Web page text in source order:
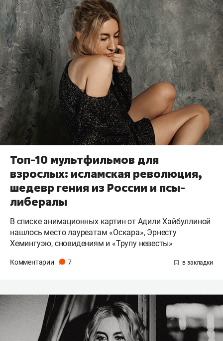
Топ-10 мультфильмов для
взрослых: исламская революция,
шедевр гения из России и псы-
либералы
В списке анимационных картин от Адили Хайбуллиной
нашлось место лауреатам «Оскара», Эрнесту
Хемингуэю, сновидениям и «Трупу невесты»
Комментарии 7